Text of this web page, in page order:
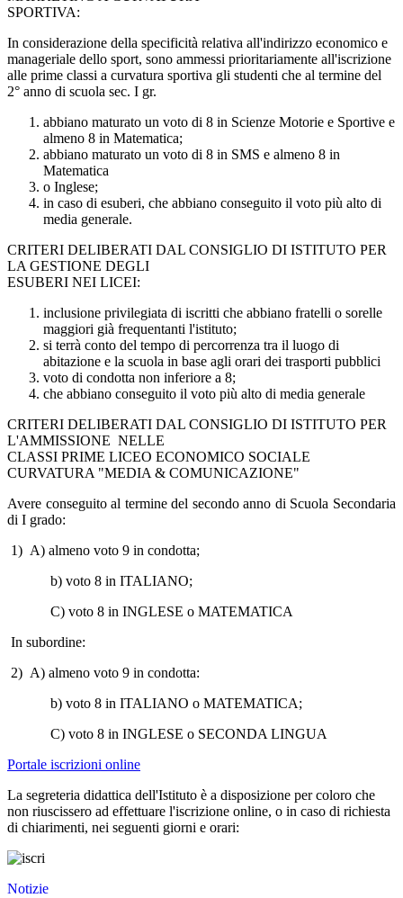
SPORTIVA:
In considerazione della specificità relativa all'indirizzo economico e
manageriale dello sport, sono ammessi prioritariamente all'iscrizione
alle prime classi a curvatura sportiva gli studenti che al termine del
2° anno di scuola sec. I gr.
abbiano maturato un voto di 8 in Scienze Motorie e Sportive e
almeno 8 in Matematica;
abbiano maturato un voto di 8 in SMS e almeno 8 in
Matematica
o Inglese;
in caso di esuberi, che abbiano conseguito il voto più alto di
media generale.
CRITERI DELIBERATI DAL CONSIGLIO DI ISTITUTO PER
LA GESTIONE DEGLI
ESUBERI NEI LICEI:
inclusione privilegiata di iscritti che abbiano fratelli o sorelle
maggiori già frequentanti l'istituto;
si terrà conto del tempo di percorrenza tra il luogo di
abitazione e la scuola in base agli orari dei trasporti pubblici
voto di condotta non inferiore a 8;
che abbiano conseguito il voto più alto di media generale
CRITERI DELIBERATI DAL CONSIGLIO DI ISTITUTO PER
L'AMMISSIONE NELLE
CLASSI PRIME LICEO ECONOMICO SOCIALE
CURVATURA "MEDIA & COMUNICAZIONE"
Avere conseguito al termine del secondo anno di Scuola Secondaria
di I grado:
1) A) almeno voto 9 in condotta;
b) voto 8 in ITALIANO;
C) voto 8 in INGLESE o MATEMATICA
In subordine:
2) A) almeno voto 9 in condotta:
b) voto 8 in ITALIANO o MATEMATICA;
C) voto 8 in INGLESE o SECONDA LINGUA
Portale iscrizioni online
La segreteria didattica dell'Istituto è a disposizione per coloro che
non riuscissero ad effettuare l'iscrizione online, o in caso di richiesta
di chiarimenti, nei seguenti giorni e orari:
Notizie